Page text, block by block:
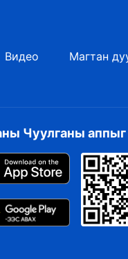
Видео Магтан
Чуулганы аппыг